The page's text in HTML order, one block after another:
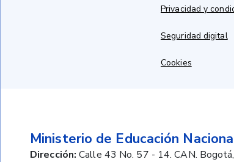
Privacidad y
Seguridad digital
Cookies
Ministerio de Educación
Dirección: Calle 43 No. 57 - 14. CAN.